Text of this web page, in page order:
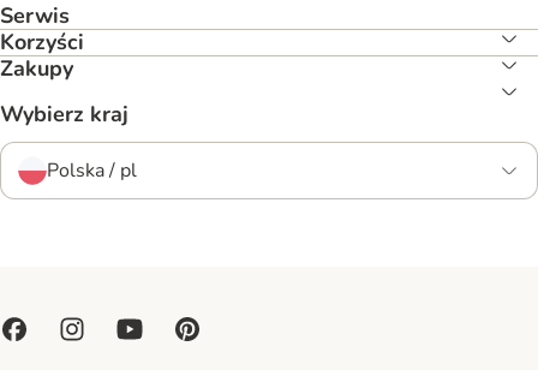
Serwis
Korzyści
Zakupy
Wybierz kraj
Polska / pl